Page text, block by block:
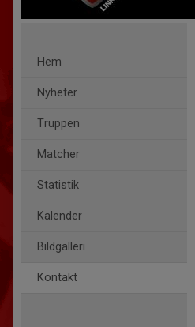
Hem
Nyheter
Truppen
Matcher
Statistik
Kalender
Bildgalleri
Kontakt